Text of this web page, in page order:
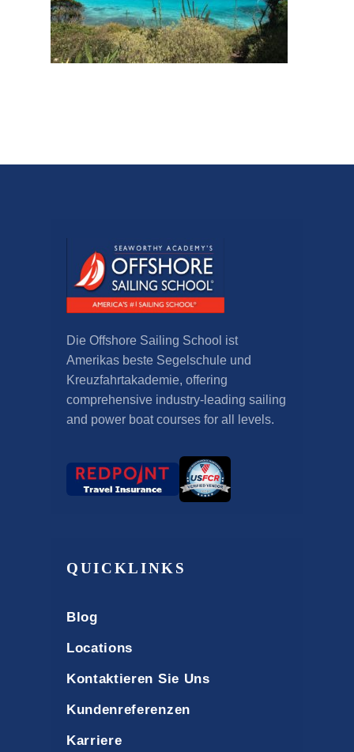
Die Offshore Sailing School ist
Amerikas beste Segelschule und
Kreuzfahrtakademie, offering
comprehensive industry-leading sailing
and power boat courses for all levels.
QUICKLINKS
Blog
Locations
Kontaktieren Sie Uns
Kundenreferenzen
Karriere